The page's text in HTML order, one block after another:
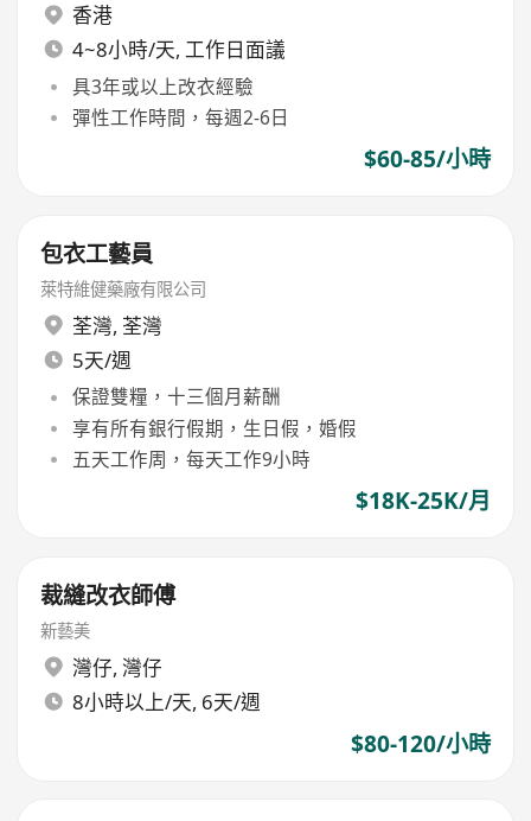
香港
4~8小時/天, 工作日面議
具3年或以上改衣經驗
彈性工作時間，每週2-6日
$60-85/小時
包衣工藝員
萊特維健藥廠有限公司
荃灣, 荃灣
5天/週
保證雙糧，十三個月薪酬
享有所有銀行假期，生日假，婚假
五天工作周，每天工作9小時
$18K-25K/月
裁縫改衣師傅
新藝美
灣仔, 灣仔
8小時以上/天, 6天/週
$80-120/小時